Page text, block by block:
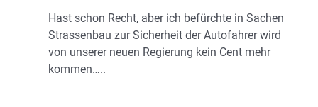
Hast schon Recht, aber ich befürchte in Sachen
Strassenbau zur Sicherheit der Autofahrer wird
von unserer neuen Regierung kein Cent mehr
kommen…..